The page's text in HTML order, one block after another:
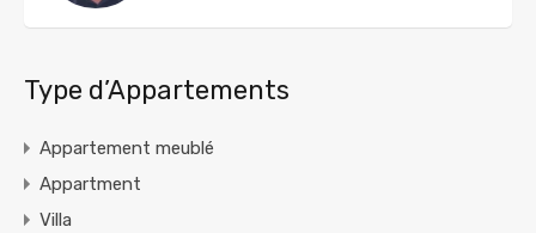
Type d’Appartements
Appartement meublé
Appartment
Villa